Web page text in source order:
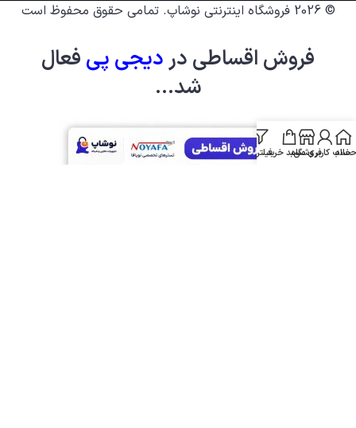
© 2026
فروشگاه اینترنتی نوشاپ. تمامی حقوق محفوظ است
فروش اقساطی در دیجی پی فعال
شد...
خانه
حساب کاربری من
فروشگاهسبد خریدفیلترها